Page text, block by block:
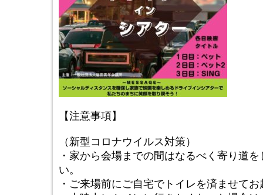
【注意事項】
（新型コロナウイルス対策）
・家から会場までの間はなるべく寄り道
い。
・ご来場前にご自宅でトイレを済ませて